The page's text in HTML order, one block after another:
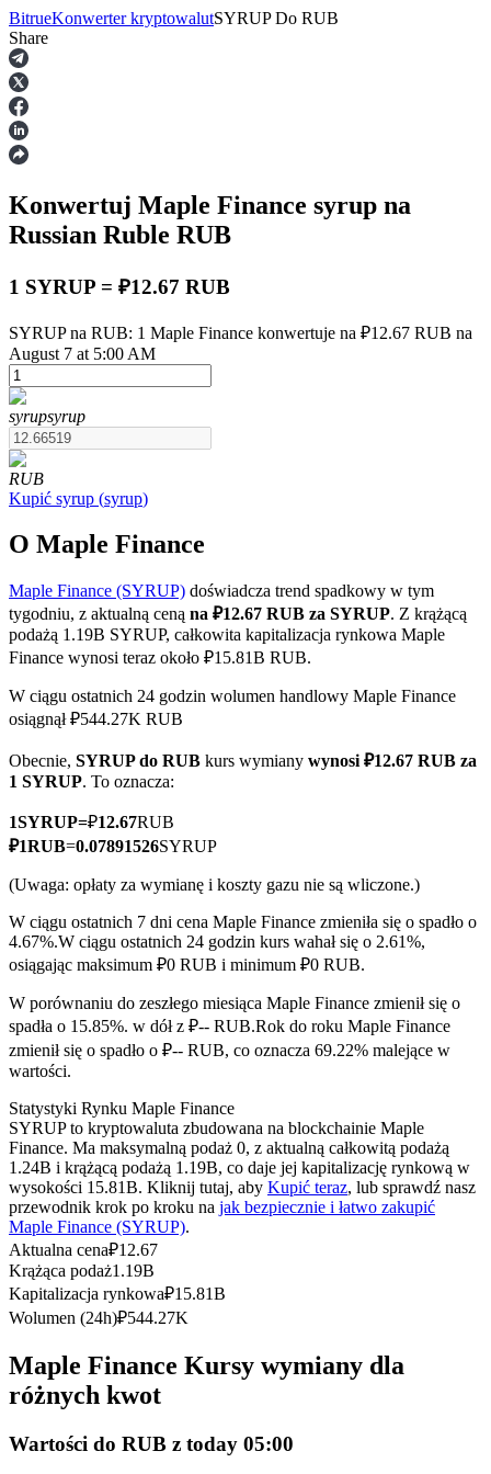
Kontrakty terminowe
Kontrakty terminowe na USDT
Kontrakty futures wykorzystujące USDT jako zabezpieczenie
Kontrakty terminowe COIN-M
Kontrakty terminowe na kryptowaluty
TradFi
towary
Kontrakty futures wykorzystujące USDC jako zabezpieczenie
Kopiowanie Transakcji
Dołącz do najlepszych traderów
BitrueKonwerter kryptowalutSYRUP Do RUB
Share
Konwertuj Maple Finance syrup na
Russian Ruble RUB
1 SYRUP = ₽12.67 RUB
SYRUP na RUB: 1 Maple Finance konwertuje na ₽12.67 RUB na
August 7 at 5:00 AM
syrupsyrup
RUB
Kupić syrup (syrup)
O Maple Finance
Maple Finance (SYRUP) doświadcza trend spadkowy w tym
tygodniu, z aktualną ceną na ₽12.67 RUB za SYRUP. Z krążącą
podażą 1.19B SYRUP, całkowita kapitalizacja rynkowa Maple
Finance wynosi teraz około ₽15.81B RUB.
W ciągu ostatnich 24 godzin wolumen handlowy Maple Finance
osiągnął ₽544.27K RUB
Obecnie, SYRUP do RUB kurs wymiany wynosi ₽12.67 RUB za
1 SYRUP. To oznacza:
1SYRUP=₽12.67RUB
₽1RUB=0.07891526SYRUP
(Uwaga: opłaty za wymianę i koszty gazu nie są wliczone.)
W ciągu ostatnich 7 dni cena Maple Finance zmieniła się o spadło o
4.67%.W ciągu ostatnich 24 godzin kurs wahał się o 2.61%,
osiągając maksimum ₽0 RUB i minimum ₽0 RUB.
W porównaniu do zeszłego miesiąca Maple Finance zmienił się o
spadła o 15.85%. w dół z ₽-- RUB.Rok do roku Maple Finance
zmienił się o spadło o ₽-- RUB, co oznacza 69.22% malejące w
wartości.
Statystyki Rynku Maple Finance
SYRUP to kryptowaluta zbudowana na blockchainie Maple
Finance. Ma maksymalną podaż 0, z aktualną całkowitą podażą
1.24B i krążącą podażą 1.19B, co daje jej kapitalizację rynkową w
wysokości 15.81B. Kliknij tutaj, aby Kupić teraz, lub sprawdź nasz
przewodnik krok po kroku na jak bezpiecznie i łatwo zakupić
Maple Finance (SYRUP).
Aktualna cena₽12.67
Krążąca podaż1.19B
Kapitalizacja rynkowa₽15.81B
Wolumen (24h)₽544.27K
Maple Finance Kursy wymiany dla
różnych kwot
Wartości do RUB z today 05:00